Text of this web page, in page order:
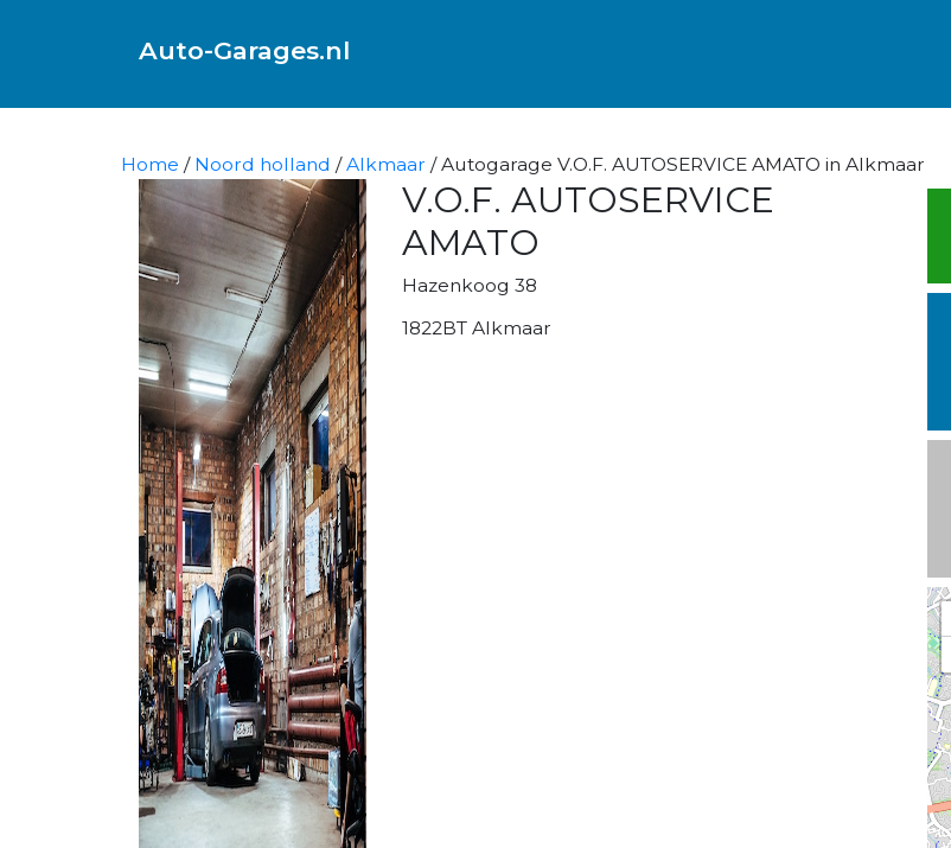
Auto-Garages.nl
Home / Noord holland /Alkmaar / Autogarage V.O.F. AUTOSERVICE AMATO in Alkmaar
V.O.F. AUTOSERVICE
AMATO
Hazenkoog 38
1822BT Alkmaar